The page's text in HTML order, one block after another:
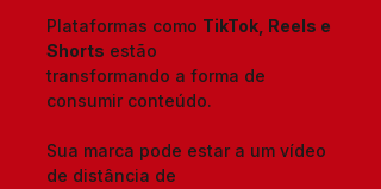
Plataformas como TikTok, Reels e
Shorts estão
transformando a forma de
consumir conteúdo.
Sua marca pode estar a um vídeo
de distância de